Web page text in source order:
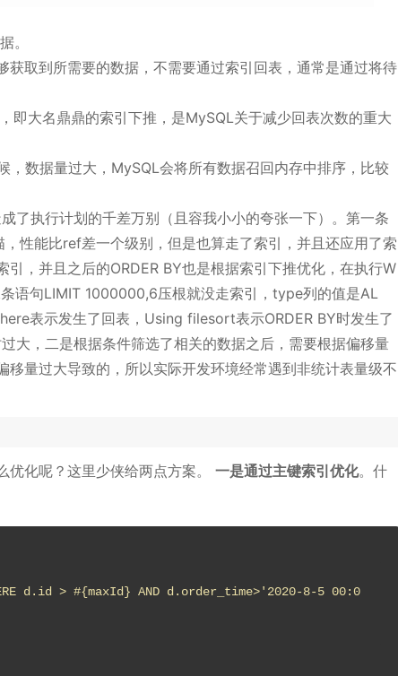
。
取到所需要的数据，不需要通过索引回表，通常是通过将待
大名鼎鼎的索引下推，是MySQL关于减少回表次数的重大
数据量过大，MySQL会将所有数据召回内存中排序，比较
了执行计划的千差万别（且容我小小的夸张一下）。第一条
性能比ref差一个级别，但是也算走了索引，并且还应用了索
，并且之后的ORDER BY也是根据索引下推优化，在执行W
语句LIMIT 1000000,6压根就没走索引，type列的值是AL
表示发生了回表，Using filesort表示ORDER BY时发生了
大，二是根据条件筛选了相关的数据之后，需要根据偏移量
量过大导致的，所以实际开发环境经常遇到非统计表量级不
优化呢？这里少侠给两点方案。 一是通过主键索引优化。什
d.id > #{maxId} AND d.order_time>'2020-8-5 00:0